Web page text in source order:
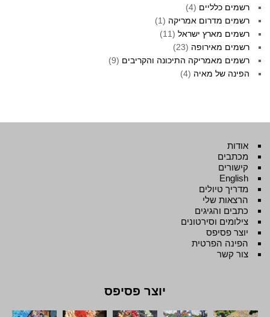
רשמים כלליים (4)
רשמים מדרום אמריקה (1)
רשמים מארץ ישראל (11)
רשמים מאירופה (23)
רשמים מאמריקה התיכונה והקריבים (9)
הפינה של מאיה (4)
אודות
מכתבים
קישורים
English
מדריך טיולים
הרצאות שלי
כתבים והגיגים
צילומים וסירטונים
יוצר פסיפס
הפינה הפרטית
צור קשר
יוצר פסיפס